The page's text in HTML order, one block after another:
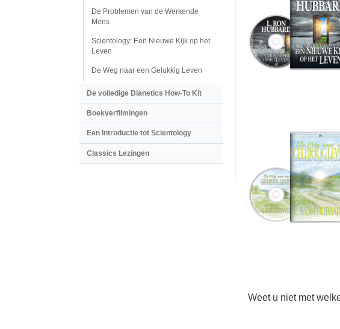
Weet u niet met
De Problemen van de Werkende
Mens
Scientology: Een Nieuwe Kijk op het
Leven
De Weg naar een Gelukkig Leven
De volledige Dianetics How-To Kit
Boekverfilmingen
Een Introductie tot Scientology
Classics Lezingen